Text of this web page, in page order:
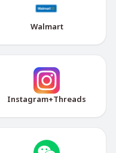
Walmart
Instagram+Threads